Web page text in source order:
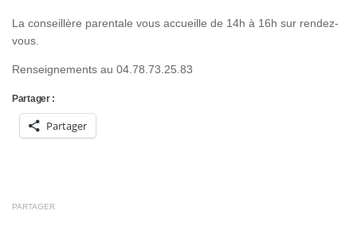
La conseillère parentale vous accueille de 14h à 16h sur rendez-
vous.
Renseignements au 04.78.73.25.83
Partager :
Partager
PARTAGER